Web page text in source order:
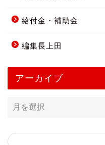
給付金・補助金
編集長上田
アーカイブ